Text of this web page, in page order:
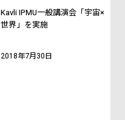
Kavli IPMU一般講演会「宇宙×
世界」を実施
2018年7月30日